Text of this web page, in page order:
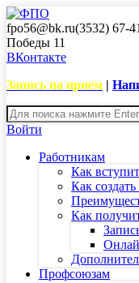
fpo56@bk.ru(3532) 67-
Победы 11
ВКонтакте
Запись на прием |
Войти
Работникам
Как
Как
Как
Профсоюзам